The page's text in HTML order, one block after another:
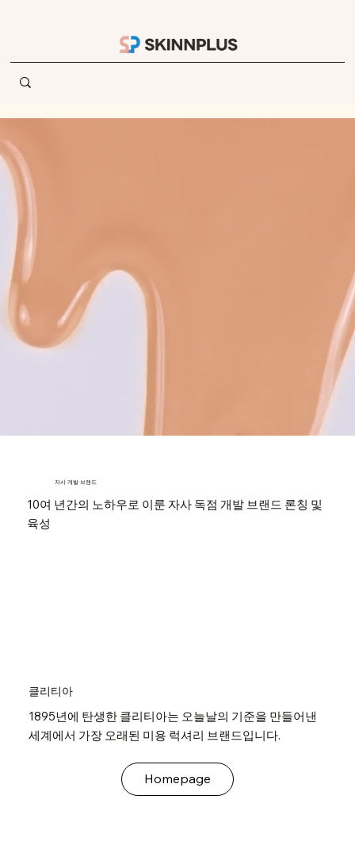
자사 개발 브랜드
10여 년간의 노하우로 이룬 자사 독점 개발 브랜드 론칭 및
육성
Homepage
1895년에 탄생한 클리티아는 오늘날의 기준을 만들어낸
세계에서 가장 오래된 미용 럭셔리 브랜드입니다.
​클리티아